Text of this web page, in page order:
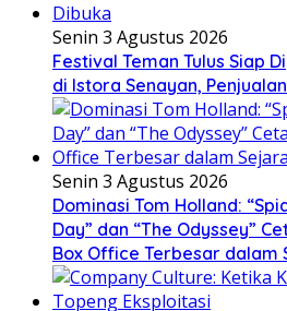
Senin 3 Agustus 2026
Festival Teman Tulus Siap
di Istora Senayan,
Senin 3 Agustus 2026
Dominasi Tom Holland:
Day” dan “The Odyssey”
Box Office Terbesar dalam